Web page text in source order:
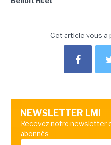
Cet article vous a
NEWSLETTER LMI
Recevez notre newsletter
abonnés